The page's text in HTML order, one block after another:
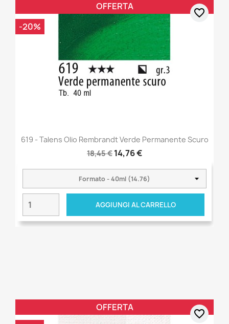
619 - Talens Olio Rembrandt Verde Permanente Scuro
18,45 € 14,76 €
AGGIUNGI AL CARRELLO
OFFERTA
-20%
favorite_border
OFFERTA
favorite_border